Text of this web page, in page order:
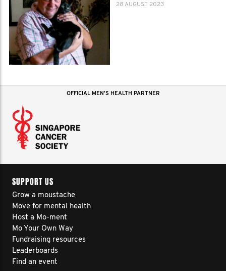
28 AUGUST 2023
OFFICIAL MEN'S HEALTH PARTNER
SUPPORT US
Grow a moustache
Move for mental health
Host a Mo-ment
Mo Your Own Way
Fundraising resources
Leaderboards
Find an event